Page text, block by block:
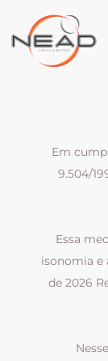
Em
9.504/
Essa
isonomia e
de 2026